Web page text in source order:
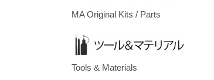
MA Original Kits / Parts
Tools & Materials